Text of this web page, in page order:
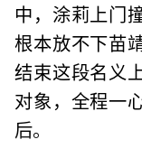
中，涂莉上门
根本放不下苗
结束这段名义
对象，全程一
后。